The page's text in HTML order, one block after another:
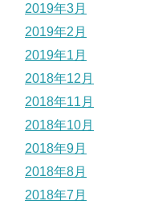
2019年3月
2019年2月
2019年1月
2018年12月
2018年11月
2018年10月
2018年9月
2018年8月
2018年7月